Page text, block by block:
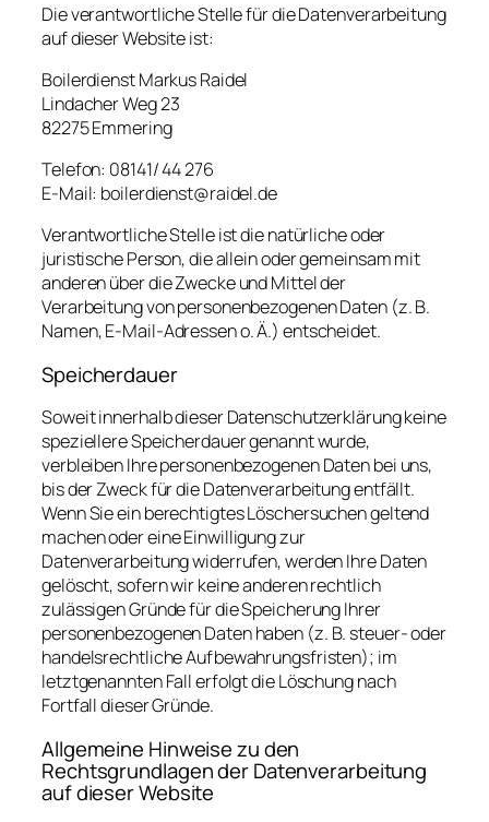
Die verantwortliche Stelle für die Datenverarbeitung
auf dieser Website ist:
Boilerdienst Markus Raidel
Lindacher Weg 23
82275 Emmering
Telefon: 08141/ 44 276
E-Mail: boilerdienst@raidel.de
Verantwortliche Stelle ist die natürliche oder
juristische Person, die allein oder gemeinsam mit
anderen über die Zwecke und Mittel der
Verarbeitung von personenbezogenen Daten (z. B.
Namen, E-Mail-Adressen o. Ä.) entscheidet.
Speicherdauer
Soweit innerhalb dieser Datenschutzerklärung keine
speziellere Speicherdauer genannt wurde,
verbleiben Ihre personenbezogenen Daten bei uns,
bis der Zweck für die Datenverarbeitung entfällt.
Wenn Sie ein berechtigtes Löschersuchen geltend
machen oder eine Einwilligung zur
Datenverarbeitung widerrufen, werden Ihre Daten
gelöscht, sofern wir keine anderen rechtlich
zulässigen Gründe für die Speicherung Ihrer
personenbezogenen Daten haben (z. B. steuer- oder
handelsrechtliche Aufbewahrungsfristen); im
letztgenannten Fall erfolgt die Löschung nach
Fortfall dieser Gründe.
Allgemeine Hinweise zu den
Rechtsgrundlagen der Datenverarbeitung
auf dieser Website